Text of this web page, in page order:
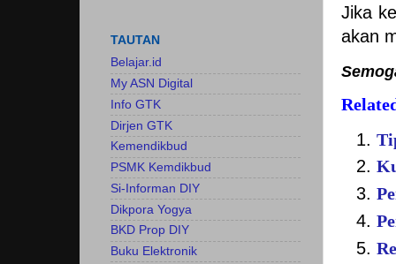
Jika
akan
TAUTAN
Belajar.id
My ASN Digital
Info GTK
Dirjen GTK
Kemendikbud
PSMK Kemdikbud
Si-Informan DIY
Dikpora Yogya
BKD Prop DIY
Buku Elektronik